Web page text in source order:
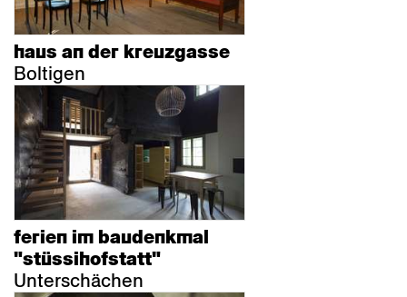
haus an der kreuzgasse
Boltigen
ferien im baudenkmal
"stüssihofstatt"
Unterschächen